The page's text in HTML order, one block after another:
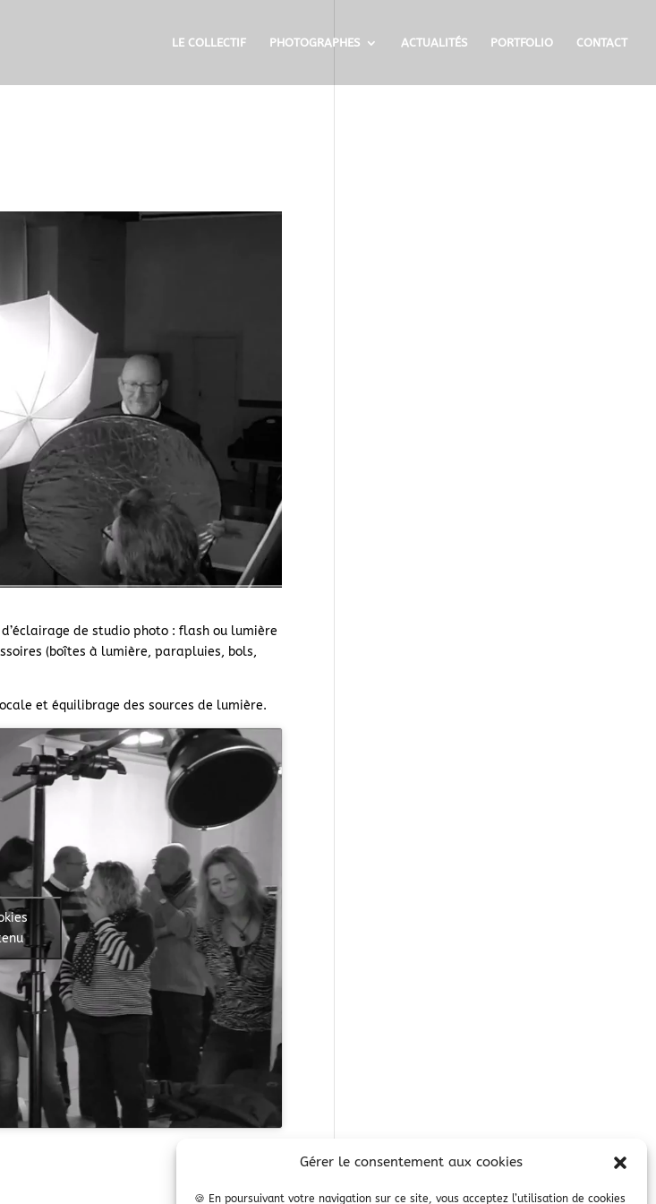
Gérer le consentement aux cookies
🍪 En poursuivant votre navigation sur ce site, vous acceptez l’utilisation de cookies
LE COLLECTIF PHOTOGRAPHES ACTUALITÉS PORTFOLIO CONTACT
de studio photo : flash ou lumière
(boîtes à lumière, parapluies, bols,
et équilibrage des sources de lumière.